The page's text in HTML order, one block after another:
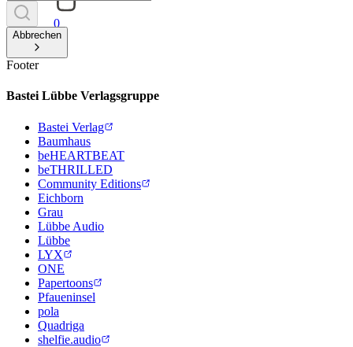
0
Abbrechen
Footer
Bastei Lübbe Verlagsgruppe
Bastei Verlag
Baumhaus
beHEARTBEAT
beTHRILLED
Community Editions
Eichborn
Grau
Lübbe Audio
Lübbe
LYX
ONE
Papertoons
Pfaueninsel
pola
Quadriga
shelfie.audio